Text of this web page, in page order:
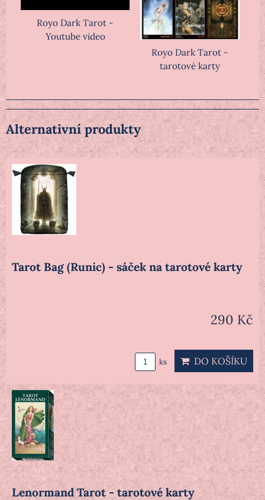
Royo Dark Tarot -
Youtube video
Royo Dark Tarot -
tarotové karty
Alternativní produkty
Tarot Bag (Runic) - sáček na tarotové karty
290 Kč
ks DO KOŠÍKU
Lenormand Tarot - tarotové karty